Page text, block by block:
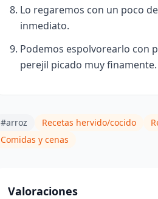
Lo regaremos con un poco
inmediato.
Podemos espolvorearlo con
perejil picado muy finamente.
#arroz Recetas hervido/cocido
Comidas y cenas
Valoraciones